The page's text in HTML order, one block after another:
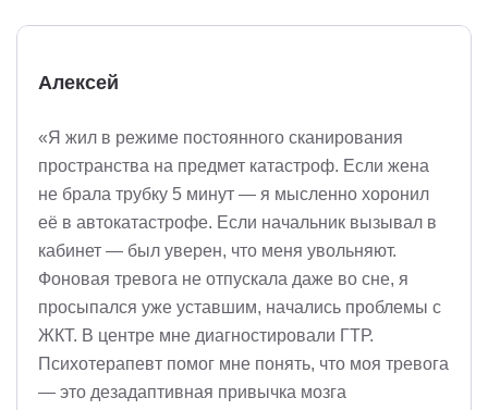
Алексей
«Я жил в режиме постоянного сканирования
пространства на предмет катастроф. Если жена
не брала трубку 5 минут — я мысленно хоронил
её в автокатастрофе. Если начальник вызывал в
кабинет — был уверен, что меня увольняют.
Фоновая тревога не отпускала даже во сне, я
просыпался уже уставшим, начались проблемы с
ЖКТ. В центре мне диагностировали ГТР.
Психотерапевт помог мне понять, что моя тревога
— это дезадаптивная привычка мозга